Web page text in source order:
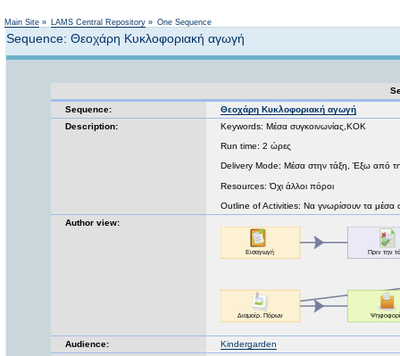
Main Site » LAMS Central Repository » One Sequence
Sequence: Θεοχάρη Κυκλοφοριακή αγωγή
Sequence:
Θεοχάρη Κυκλοφοριακή αγωγή
Description:
Keywords: Μέσα συγκοινωνίας,ΚΟΚ
Run time: 2 ώρες
Delivery Mode: Μέσα στην τάξη, Έξω από
Resources: Όχι άλλοι πόροι
Outline of Activities: Να γνωρίσουν τα μέσα
Author view:
Audience:
Kindergarden